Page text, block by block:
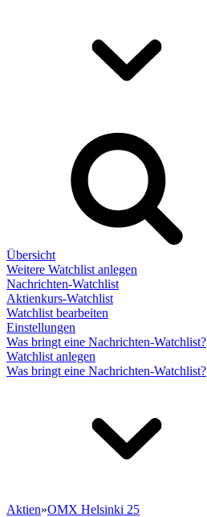
Übersicht
Weitere Watchlist anlegen
Nachrichten-Watchlist
Aktienkurs-Watchlist
Watchlist bearbeiten
Einstellungen
Was bringt eine Nachrichten-Watchlist?
Watchlist anlegen
Was bringt eine Nachrichten-Watchlist?
Aktien»OMX Helsinki 25